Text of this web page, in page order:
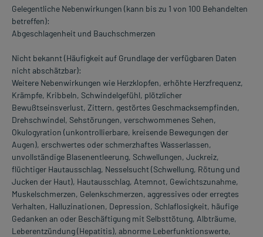
Gelegentliche Nebenwirkungen (kann bis zu 1 von 100 Behandelten
betreffen):
Abgeschlagenheit und Bauchschmerzen
Nicht bekannt (Häufigkeit auf Grundlage der verfügbaren Daten
nicht abschätzbar):
Weitere Nebenwirkungen wie Herzklopfen, erhöhte Herzfrequenz,
Krämpfe, Kribbeln, Schwindelgefühl, plötzlicher
Bewußtseinsverlust, Zittern, gestörtes Geschmacksempfinden,
Drehschwindel, Sehstörungen, verschwommenes Sehen,
Okulogyration (unkontrollierbare, kreisende Bewegungen der
Augen), erschwertes oder schmerzhaftes Wasserlassen,
unvollständige Blasenentleerung, Schwellungen, Juckreiz,
flüchtiger Hautausschlag, Nesselsucht (Schwellung, Rötung und
Jucken der Haut), Hautausschlag, Atemnot, Gewichtszunahme,
Muskelschmerzen, Gelenkschmerzen, aggressives oder erregtes
Verhalten, Halluzinationen, Depression, Schlaflosigkeit, häufige
Gedanken an oder Beschäftigung mit Selbsttötung, Albträume,
Leberentzündung (Hepatitis), abnorme Leberfunktionswerte,